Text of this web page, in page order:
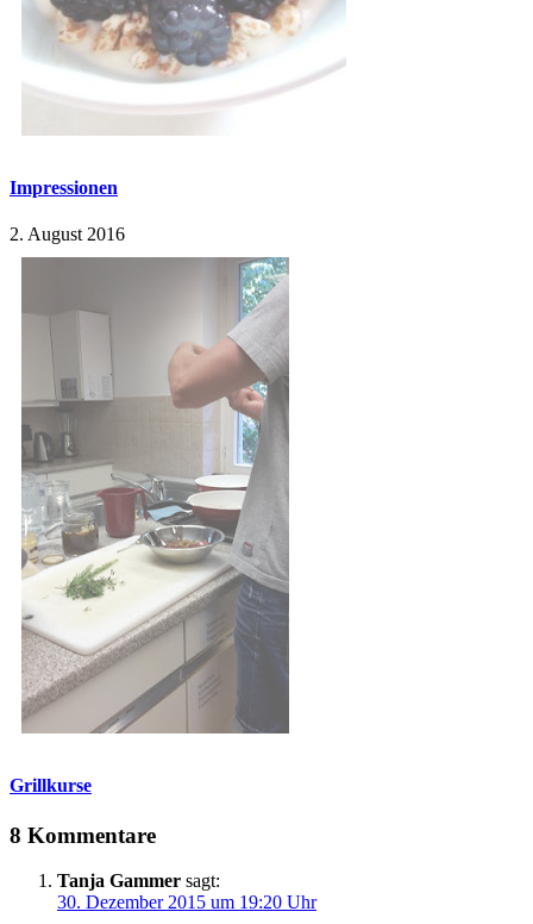
Impressionen
2. August 2016
Grillkurse
8 Kommentare
Tanja Gammer sagt:
30. Dezember 2015 um 19:20 Uhr